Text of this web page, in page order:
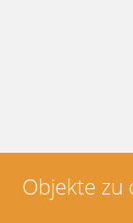
Objekte zu